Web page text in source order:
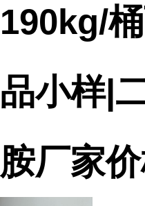
190kg/
品小样|
胺厂家